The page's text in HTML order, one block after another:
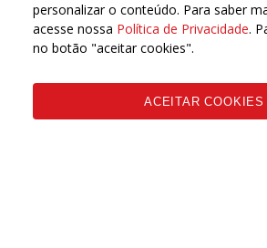
personalizar o conteúdo. Para saber
acesse nossa Política de Privacidade.
no botão "aceitar cookies".
ACEITAR COOKIES